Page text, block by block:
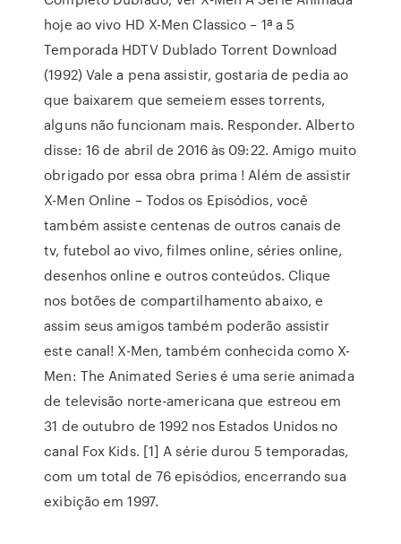
hoje ao vivo HD X-Men Classico – 1ª a 5
Temporada HDTV Dublado Torrent Download
(1992) Vale a pena assistir, gostaria de pedia ao
que baixarem que semeiem esses torrents,
alguns não funcionam mais. Responder. Alberto
disse: 16 de abril de 2016 às 09:22. Amigo muito
obrigado por essa obra prima ! Além de assistir
X-Men Online – Todos os Episódios, você
também assiste centenas de outros canais de
tv, futebol ao vivo, filmes online, séries online,
desenhos online e outros conteúdos. Clique
nos botões de compartilhamento abaixo, e
assim seus amigos também poderão assistir
este canal! X-Men, também conhecida como X-
Men: The Animated Series é uma serie animada
de televisão norte-americana que estreou em
31 de outubro de 1992 nos Estados Unidos no
canal Fox Kids. [1] A série durou 5 temporadas,
com um total de 76 episódios, encerrando sua
exibição em 1997.